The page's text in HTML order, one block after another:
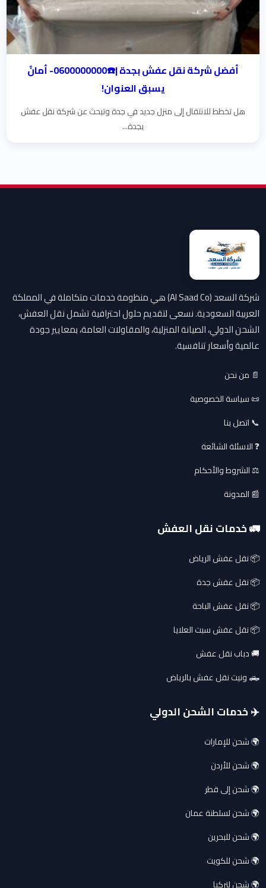
أفضل شركة نقل عفش بجدة |☎️0600000000- أمانٌ
يسبق العنوان!
هل تخطط للانتقال إلى منزل جديد في جدة وتبحث عن شركة نقل عفش
بجدة...
شركة السعد (Al Saad Co) هي منظومة خدمات متكاملة في المملكة
العربية السعودية. نسعى لتقديم حلول احترافية تشمل نقل العفش،
الشحن الدولي، الصيانة المنزلية، والمقاولات العامة، بمعايير جودة
عالمية وأسعار تنافسية.
📄 من نحن
📜 سياسة الخصوصية
📞 اتصل بنا
❓ الاسئلة الشائعة
⚖️ الشروط والأحكام
📰 المدونة
🚛 خدمات نقل العفش
📦 نقل عفش الرياض
📦 نقل عفش جدة
📦 نقل عفش الباحة
📦 نقل عفش سبت العلايا
🚚 دباب نقل عفش
🛻 ونيت نقل عفش بالرياض
✈️ خدمات الشحن الدولي
🌍 شحن للإمارات
🌍 شحن للأردن
🌍 شحن إلى قطر
🌍 شحن لسلطنة عمان
🌍 شحن للبحرين
🌍 شحن للكويت
🌍 شحن لتركيا